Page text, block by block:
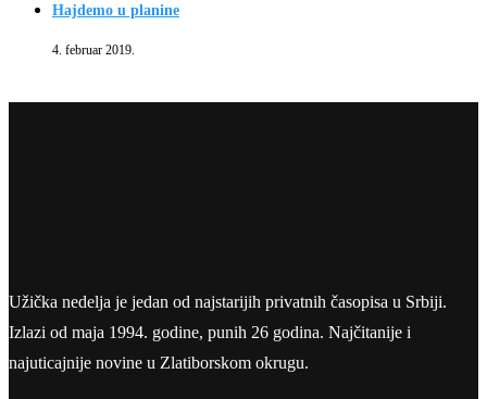
Hajdemo u planine
4. februar 2019.
Užička nedelja je jedan od najstarijih privatnih časopisa u Srbiji.
Izlazi od maja 1994. godine, punih 26 godina. Najčitanije i
najuticajnije novine u Zlatiborskom okrugu.